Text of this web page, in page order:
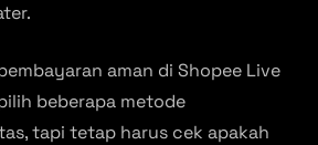
aman di Shopee Live
beberapa metode
tapi tetap harus cek apakah